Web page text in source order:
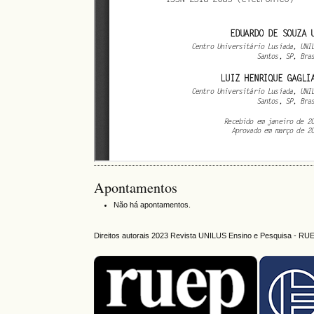
Apontamentos
Não há apontamentos.
Direitos autorais 2023 Revista UNILUS Ensino e Pesquisa -